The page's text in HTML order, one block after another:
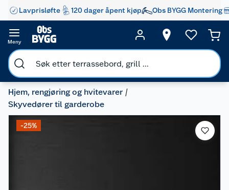
Lavprisløfte 120 dager åpent kjøp Obs BYGG Montering
Meny
Hjem, rengjøring og hvitevarer
Skyvedører til garderobe
-25%